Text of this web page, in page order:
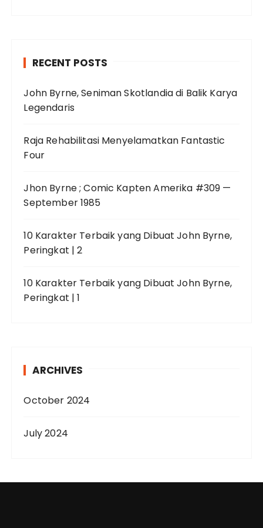
RECENT POSTS
John Byrne, Seniman Skotlandia di Balik Karya
Legendaris
Raja Rehabilitasi Menyelamatkan Fantastic
Four
Jhon Byrne ; Comic Kapten Amerika #309 —
September 1985
10 Karakter Terbaik yang Dibuat John Byrne,
Peringkat | 2
10 Karakter Terbaik yang Dibuat John Byrne,
Peringkat | 1
ARCHIVES
October 2024
July 2024